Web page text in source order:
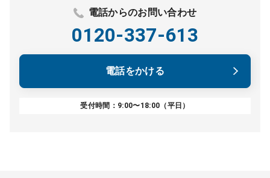
電話からのお問い合わせ
0120-337-613
電話をかける
受付時間：9:00〜18:00（平日）